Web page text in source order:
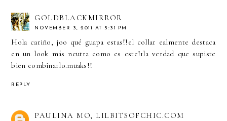
GOLDBLACKMIRROR
NOVEMBER 3, 2011 AT 5:31 PM
Hola cariño, joo qué guapa estas!!el collar ealmente destaca
en un look más neutra como es este!1la verdad que supiste
bien combinarlo.muaks!!
REPLY
PAULINA MO, LILBITSOFCHIC.COM